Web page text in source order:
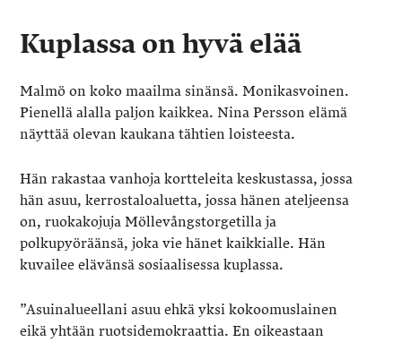
Kuplassa on hyvä elää
Malmö on koko maailma sinänsä. Monikasvoinen.
Pienellä alalla paljon kaikkea. Nina Persson elämä
näyttää olevan kaukana tähtien loisteesta.
Hän rakastaa vanhoja kortteleita keskustassa, jossa
hän asuu, kerrostaloaluetta, jossa hänen ateljeensa
on, ruokakojuja Möllevångstorgetilla ja
polkupyöräänsä, joka vie hänet kaikkialle. Hän
kuvailee elävänsä sosiaalisessa kuplassa.
”Asuinalueellani asuu ehkä yksi kokoomuslainen
eikä yhtään ruotsidemokraattia. En oikeastaan